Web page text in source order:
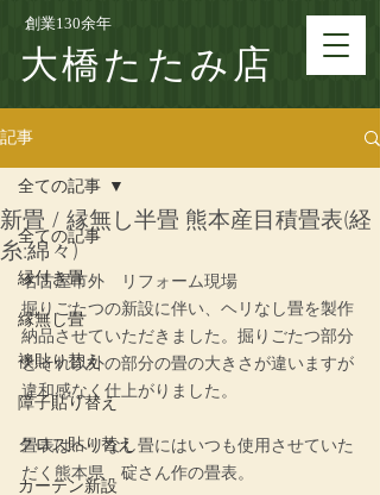
創業130余年
大橋たたみ店
記事
全ての記事
縁付き畳
縁無し畳
襖貼り替え
障子貼り替え
クロス貼り替え
カーテン新設
全ての記事
新畳 / 縁無し半畳 熊本産目積畳表(経
糸:綿々)
名古屋市外　リフォーム現場
掘りごたつの新設に伴い、ヘリなし畳を製作
納品させていただきました。掘りごたつ部分
とそれ以外の部分の畳の大きさが違いますが
違和感なく仕上がりました。
畳表はヘリなし畳にはいつも使用させていた
だく熊本県　碇さん作の畳表。